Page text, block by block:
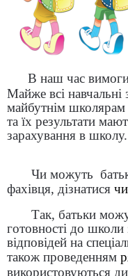
В наш час вимоги
Майже всі
майбутнім школярам
та їх результати
зарахування в школу.
Чи можуть батьки
фахівця, дізнатися
Так, батьки
готовності до
відповідей на
також проведенням
використовуються